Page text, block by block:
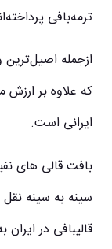
ترمه‌بافی
ازجمله
که علاوه بر
ایرانی است.
بافت قالی‌ های
سینه‌ به‌ سینه
قالیبافی در